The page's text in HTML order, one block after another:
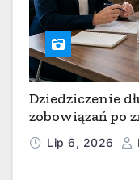
Dziedziczenie
zobowiązań po
Lip 6, 2026